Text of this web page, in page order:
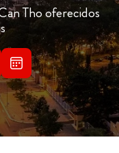
Tho oferecidos